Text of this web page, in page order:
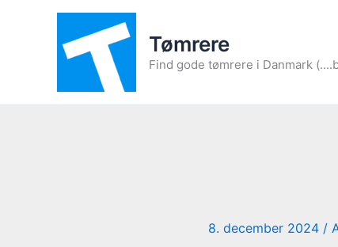
Tømrere
Find gode tømrere i Danmark
8. december 2024 /